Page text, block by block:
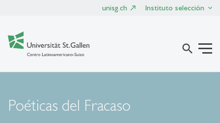
unisg.ch Instituto selección
search
Poéticas del Fracaso